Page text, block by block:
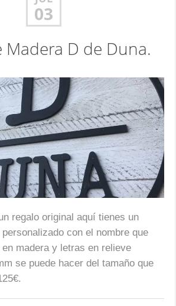
03
Madera D de Duna.
regalo original aquí tienes un
con el nombre que
madera y letras en relieve
se puede hacer del tamaño que